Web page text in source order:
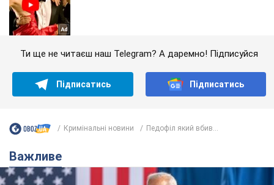
Ти ще не читаєш наш Telegram? А даремно! Підписуйся
Підписатись Підписатись
Кримінальні новини Педофіл який вбив...
Важливе